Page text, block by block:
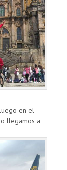
en el
llegamos a